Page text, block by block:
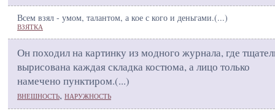
Всем взял - умом, талантом, а кое с кого и деньгами.(...)
ВЗЯТКА
Он походил на картинку из модного журнала, где
вырисована каждая складка костюма, а лицо только
намечено пунктиром.(...)
ВНЕШНОСТЬ, НАРУЖНОСТЬ